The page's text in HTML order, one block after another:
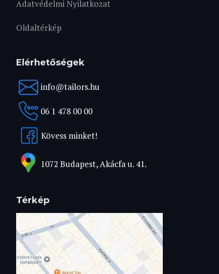
Adatvédelmi Nyilatkozat
Oldaltérkép
Elérhetőségek
info@tailors.hu
06 1 478 00 00
Kövess minket!
1072 Budapest, Akácfa u. 41.
Térkép